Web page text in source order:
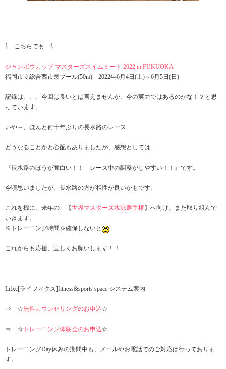
⇩ こちらでも ⇩
ジャンボウカップ マスターズスイムミート 2022 in FUKUOKA
福岡市立総合西市民プール(50m) 2022年6月4日(土)～6月5日(日)
記録は、、、今回は良いとは言えませんが、今の実力ではあるのかな！？と思
っています。
いや～、ほんと何十年ぶりの長水路のレース
どうなることかと心配もありましたが、感想としては
『長水路のほうが面白い！！ レース中の調整がしやすい！！』です。
今頃思いましたが、長水路の方が相性が良いかもです。
これを機に、来年の 【世界マスターズ水泳選手権】へ向け、また取り組んで
いきます。
※トレーニング時間を確保しないと
これからも応援、宜しくお願いします！！
Lifxc[ライフィクス]fitness&sports space システム案内
⇒ ☆無料カウンセリングのお申込☆
⇒ ☆ トレーニング体験会のお申込☆
トレーニングDay休みの期間中も、メールやお電話でのご対応は行っておりま
す。